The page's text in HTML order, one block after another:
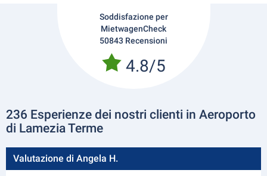
Soddisfazione per
MietwagenCheck
50843 Recensioni
4.8/5
236 Esperienze dei nostri clienti in Aeroporto
di Lamezia Terme
Valutazione di Angela H.